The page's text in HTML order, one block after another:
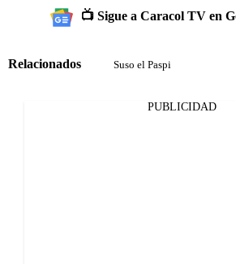
📺 Sigue a Caracol TV en
Relacionados Suso el Paspi
PUBLICIDAD